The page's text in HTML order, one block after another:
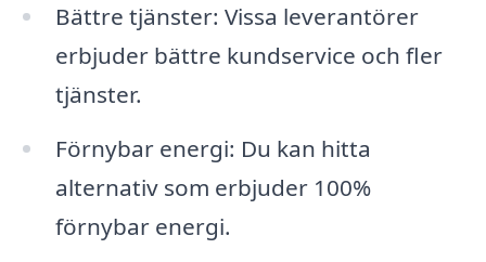
Bättre tjänster: Vissa leverantörer
erbjuder bättre kundservice och fler
tjänster.
Förnybar energi: Du kan hitta
alternativ som erbjuder 100%
förnybar energi.